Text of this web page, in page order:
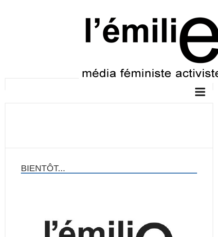
BIENTÔT...